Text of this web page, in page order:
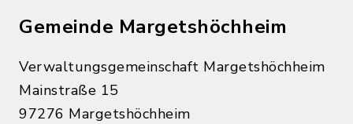
Gemeinde Margetshöchheim
Verwaltungsgemeinschaft Margetshöchheim
Mainstraße 15
97276 Margetshöchheim